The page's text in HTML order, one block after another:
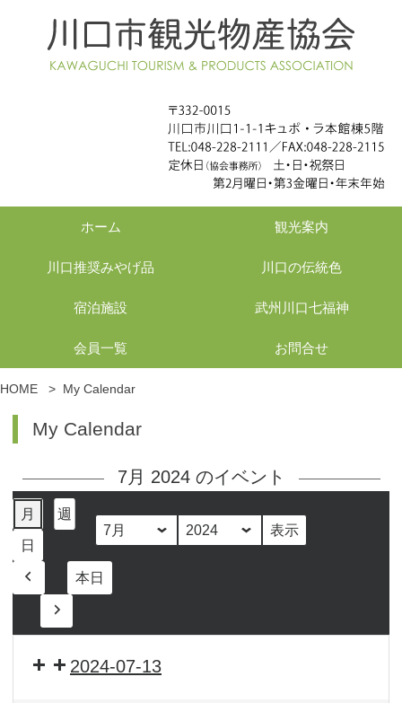
ホーム 観光案内
川口推奨みやげ品 川口の伝統色
宿泊施設 武州川口七福神
会員一覧 お問合せ
HOME > My Calendar
My Calendar
7月 2024 のイベント
月 週
日 月
年
本日
2024-07-13